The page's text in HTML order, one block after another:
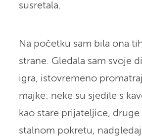
susretala.
Na početku sam bila ona
strane. Gledala sam svoje
igra, istovremeno
majke: neke su sjedile s
kao stare prijateljice, druge
stalnom pokretu,